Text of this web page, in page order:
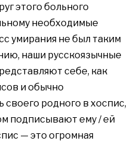
этого больного
необходимые
умирания не был таким
наши русскоязычные
себе, как
и обычно
родного в хоспис,
подписывают ему / ей
— это огромная